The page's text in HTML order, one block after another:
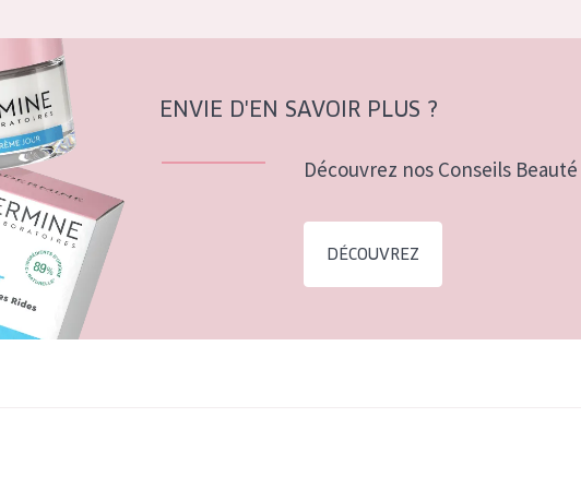
ENVIE D'EN SAVOIR PLUS ?
Découvrez nos Conseils
DÉCOUVREZ